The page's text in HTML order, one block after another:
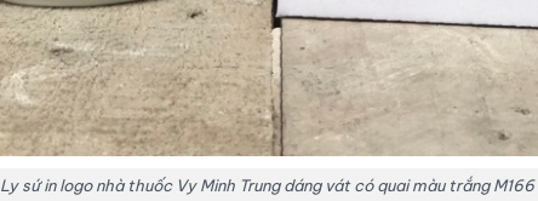
Ly sứ in logo nhà thuốc Vy Minh Trung dáng vát có quai màu trắng M166